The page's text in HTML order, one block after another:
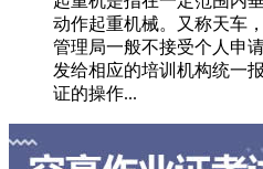
动作起重机械。又称天车
管理局一般不接受个人申
发给相应的培训机构统一
证的操作...